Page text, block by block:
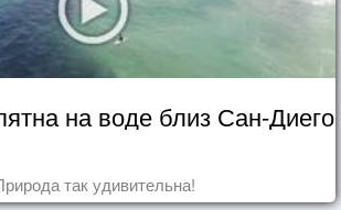
на воде близ Сан-Диего
так удивительна!